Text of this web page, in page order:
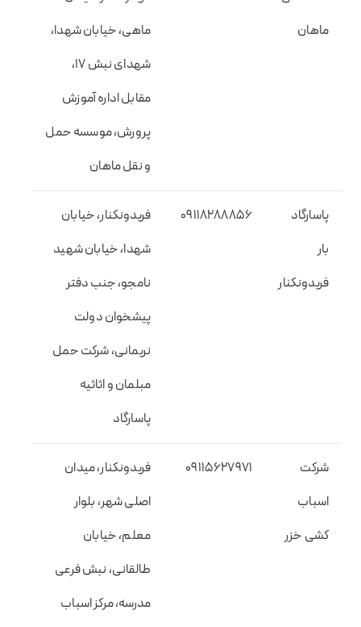
ماهان
ماهی، خیابان شهدا،
شهدای نبش 17،
مقابل اداره آموزش
پرورش، موسسه حمل
و نقل ماهان
پاسارگاد
بار
فریدونکنار
09118288856
فریدونکنار، خیابان
شهدا، خیابان شهید
نامجو، جنب دفتر
پیشخوان دولت
نریمانی، شرکت حمل
مبلمان و اثاثیه
پاسارگاد
شرکت
اسباب
کشی خزر
09115627971
فریدونکنار، میدان
اصلی شهر، بلوار
معلم، خیابان
طالقانی، نبش فرعی
مدرسه، مرکز اسباب